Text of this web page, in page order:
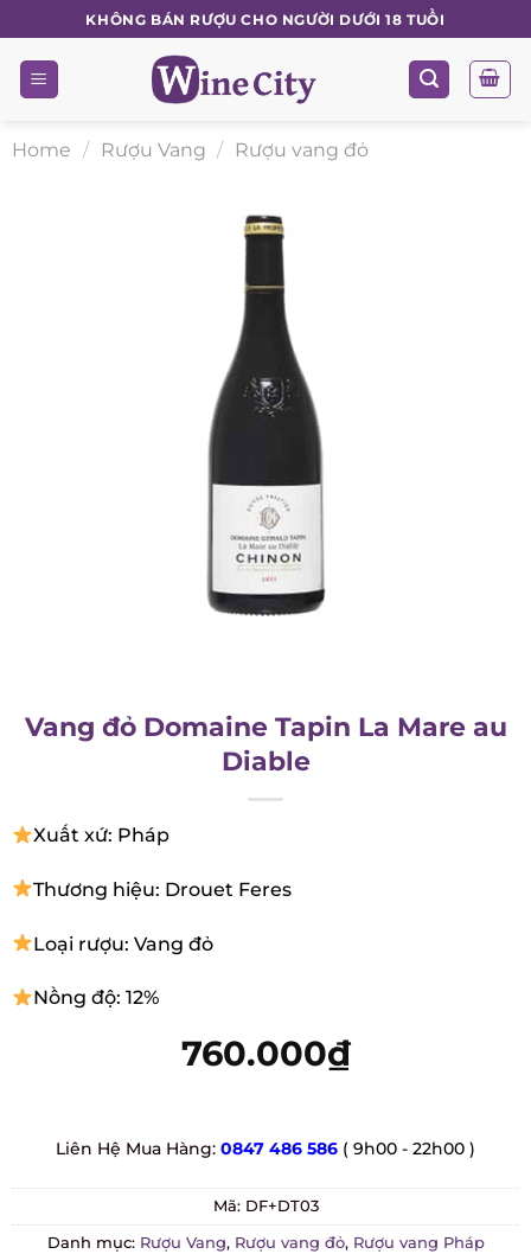
to
content
KHÔNG BÁN RƯỢU CHO NGƯỜI DƯỚI 18 TUỔI
Home / Rượu Vang / Rượu vang đỏ
Vang đỏ Domaine Tapin La Mare au
Diable
Xuất xứ: Pháp
Thương hiệu: Drouet Feres
Loại rượu: Vang đỏ
Nồng độ: 12%
760.000₫
Liên Hệ Mua Hàng:0847 486 586 ( 9h00 - 22h00 )
Mã:DF+DT03
Danh mục:Rượu Vang,Rượu vang đỏ,Rượu vang Pháp